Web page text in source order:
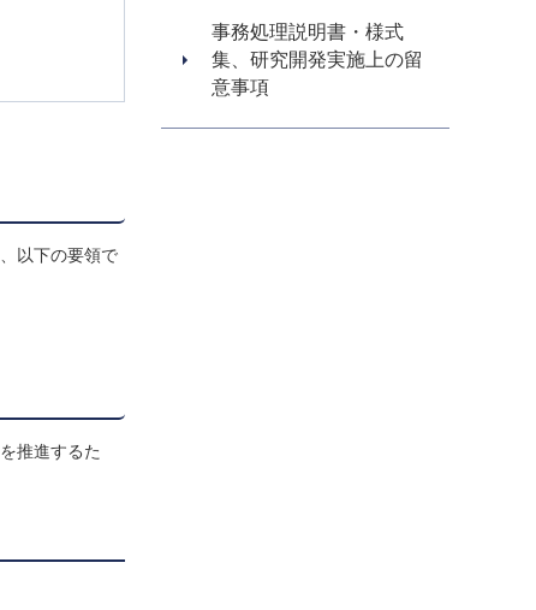
以下の要領で
推進するた
事務処理説明書・様式
集、研究開発実施上の留
意事項